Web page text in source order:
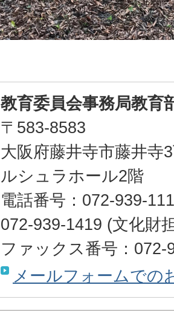
教育委員会事務局教育
〒583-8583
大阪府藤井寺市藤井寺
ルシュラホール2階
電話番号：072-939-
072-939-1419 (文化財
ファックス番号：072-
メールフォームでの